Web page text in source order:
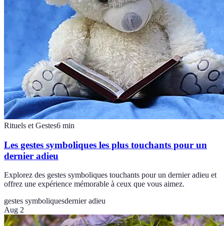
Rituels et Gestes6 min
Les gestes symboliques les plus touchants pour un
dernier adieu
Explorez des gestes symboliques touchants pour un dernier adieu et
offrez une expérience mémorable à ceux que vous aimez.
gestes symboliquesdernier adieu
Aug 2